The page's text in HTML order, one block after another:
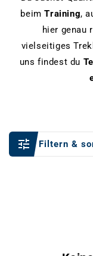
beimTraining,
hier genau
vielseitiges
uns findest du
Filtern &